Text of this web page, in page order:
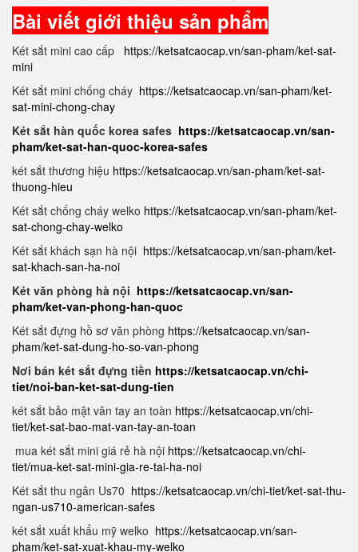
Bài viết giới thiệu sản phẩm
Két sắt mini cao cấp https://ketsatcaocap.vn/san-pham/ket-sat-
mini
Két sắt mini chống cháy https://ketsatcaocap.vn/san-pham/ket-
sat-mini-chong-chay
Két sắt hàn quốc korea safes https://ketsatcaocap.vn/san-
pham/ket-sat-han-quoc-korea-safes
két sắt thương hiệu https://ketsatcaocap.vn/san-pham/ket-sat-
thuong-hieu
Két sắt chống cháy welko https://ketsatcaocap.vn/san-pham/ket-
sat-chong-chay-welko
Két sắt khách sạn hà nội https://ketsatcaocap.vn/san-pham/ket-
sat-khach-san-ha-noi
Két văn phòng hà nội https://ketsatcaocap.vn/san-
pham/ket-van-phong-han-quoc
Két sắt đựng hồ sơ văn phòng https://ketsatcaocap.vn/san-
pham/ket-sat-dung-ho-so-van-phong
Nơi bán két sắt đựng tiền https://ketsatcaocap.vn/chi-
tiet/noi-ban-ket-sat-dung-tien
két sắt bảo mật vân tay an toàn https://ketsatcaocap.vn/chi-
tiet/ket-sat-bao-mat-van-tay-an-toan
mua két sắt mini giá rẻ hà nội https://ketsatcaocap.vn/chi-
tiet/mua-ket-sat-mini-gia-re-tai-ha-noi
Két sắt thu ngân Us70 https://ketsatcaocap.vn/chi-tiet/ket-sat-thu-
ngan-us710-american-safes
két sắt xuất khẩu mỹ welko https://ketsatcaocap.vn/san-
pham/ket-sat-xuat-khau-my-welko